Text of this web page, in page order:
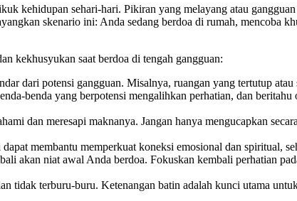
kehidupan sehari-hari. Pikiran yang melayang atau
skenario ini: Anda sedang berdoa di rumah, mencoba
kekhusyukan saat berdoa di tengah gangguan:
dari potensi gangguan. Misalnya, ruangan yang tertutup
benda yang berpotensi mengalihkan perhatian, dan
dan meresapi maknanya. Jangan hanya mengucapkan
membantu memperkuat koneksi emosional dan spiritual,
akan niat awal Anda berdoa. Fokuskan kembali perhatian
tidak terburu-buru. Ketenangan batin adalah kunci utama